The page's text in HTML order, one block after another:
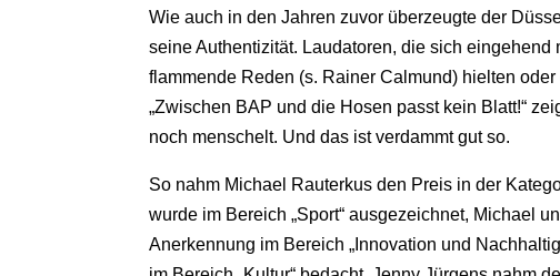
Wie auch in den Jahren zuvor überzeugte der
seine Authentizität. Laudatoren, die sich eingehend
flammende Reden (s. Rainer Calmund) hielten
„Zwischen BAP und die Hosen passt kein Blatt!“
noch menschelt. Und das ist verdammt gut so.
So nahm Michael Rauterkus den Preis in der
wurde im Bereich „Sport“ ausgezeichnet, Michael
Anerkennung im Bereich „Innovation und